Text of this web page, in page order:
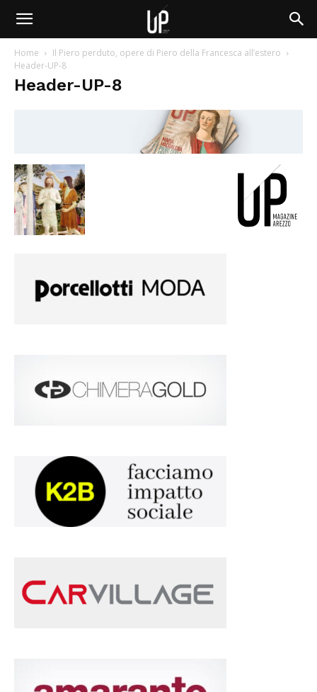
Home
Il Piero perduto, opere di Piero della Francesca all’estero
Header-UP-8
Header-UP-8